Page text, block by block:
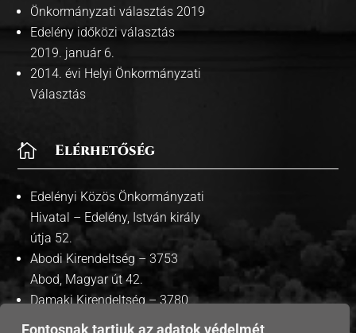
Fontosnak tartjuk az adatok védelmét
Önkormányzati választás 2019
Edelény időközi választás
2019. január 6.
2014. évi Helyi Önkormányzati
Választás
 Elérhetőség
Edelényi Közös Önkormányzati
Hivatal – Edelény, István király
útja 52.
Abodi Kirendeltség – 3753
Abod, Magyar út 42.
Damaki Kirendeltség – 3780
Damak, Szabadság út 35.